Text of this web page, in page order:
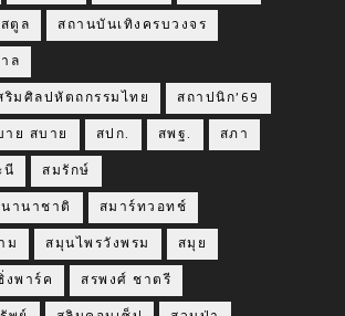
สตูล สถานบันเทิงครบวงจร
ล
ริมศิลปหัตถกรรมไทย สถาปนิก’69
าย สบาย สปก. สพฐ. สภา
นี สมรักษ์
านาชาติ สมาร์ทวอทช์
ม สมุนไพรวังพรม สมุย
งพาร์ค สรพงศ์ ชาตรี